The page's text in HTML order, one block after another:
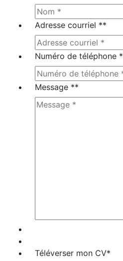
Adresse courriel **
Numéro de téléphone *
Message **
Téléverser mon CV*